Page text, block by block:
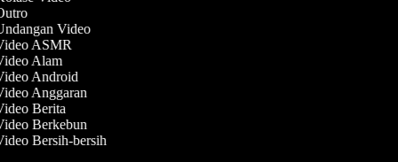
Video
ASMR
Alam
Android
Anggaran
Berita
Berkebun
Bersih-bersih